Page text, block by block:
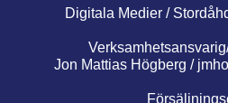
Digitala Medier /
Jon Mattias Högberg /